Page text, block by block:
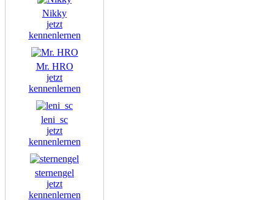
Nikky
jetzt
kennenlernen
Mr. HRO
jetzt
kennenlernen
leni_sc
jetzt
kennenlernen
sternengel
jetzt
kennenlernen